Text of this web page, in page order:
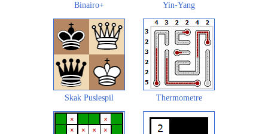
Binairo+ Yin-Yang
Skak Puslespil Thermometre